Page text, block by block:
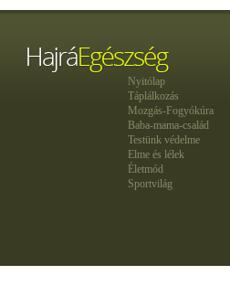
Nyitólap
Táplálkozás
Mozgás-Fogyókúra
Baba-mama-család
Testünk védelme
Elme és lélek
Életmód
Sportvilág